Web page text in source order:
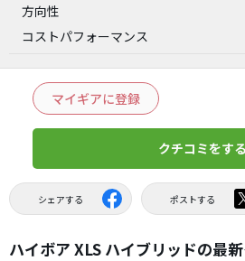
方向性
コストパフォーマンス
マイギアに登録
クチコミをする
シェアする ポストする
ハイボア XLS ハイブリッドの最